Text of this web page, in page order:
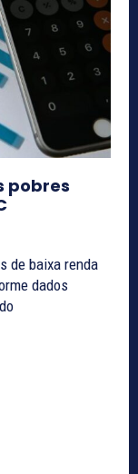
pobres
de baixa renda
dados